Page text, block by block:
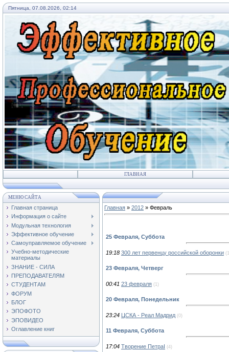
Пятница, 07.08.2026, 02:14
ГЛАВНАЯ
МЕНЮ САЙТА
Главная страница
Информация о сайте
Модульная технология
Эффективное обучение
Самоуправляемое обучение
Учебно-методические
материалы
ЗНАНИЕ - СИЛА
ПРЕПОДАВАТЕЛЯМ
СТУДЕНТАМ
ФОРУМ
БЛОГ
ЭПОФОТО
ЭПОВИДЕО
Оглавление книг
Главная » 2012 » Февраль
25 Февраля, Суббота
19:18 300 лет первенцу российской оборонки
23 Февраля, Четверг
00:41 23 февраля (1)
20 Февраля, Понедельник
23:24 ЦСКА - Реал Мадрид (0)
11 Февраля, Суббота
17:04 Творение ПетраI (4)